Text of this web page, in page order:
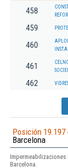
458
459
460
461
462
Posición 19.197
Barcelona
Impermeabilizaciones
Barcelona.